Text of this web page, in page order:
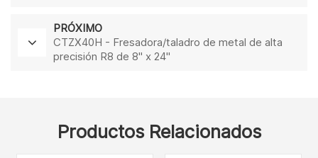
PRÓXIMO
CTZX40H - Fresadora/taladro de metal de alta
precisión R8 de 8" x 24"
Productos Relacionados